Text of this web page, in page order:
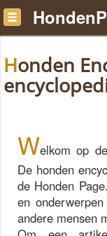
Honden Encyclopedie: de
Welkom op
De honden
de Honden
en
andere mensen